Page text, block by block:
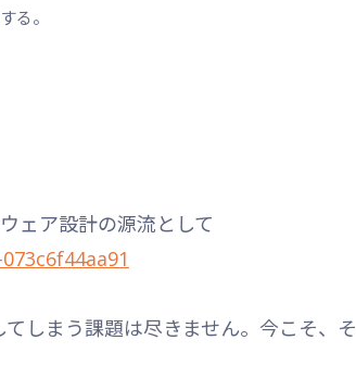
る。
ェア設計の源流として
しまう課題は尽きません。今こそ、そ